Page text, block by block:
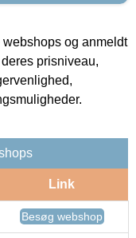
og anmeldt
prisniveau,
Link
Besøg webshop